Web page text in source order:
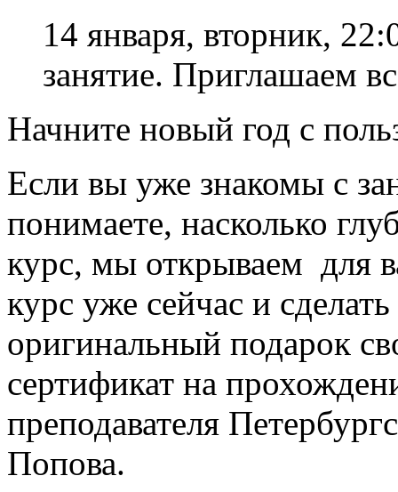
14 января, вторник,
занятие. Приглашаем
Начните новый год с
Если вы уже знакомы с
понимаете, насколько
курс, мы открываем для
курс уже сейчас и сделать
оригинальный подарок
сертификат на
преподавателя
Попова.